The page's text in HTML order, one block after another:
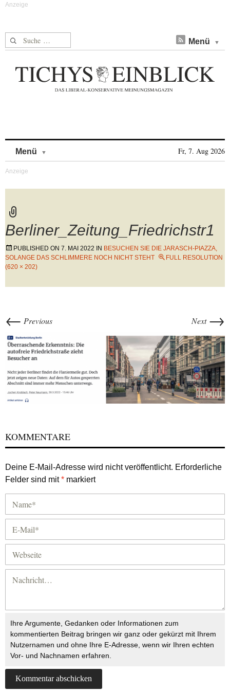
Suche nach: Menü
Menü Fr, 7. Aug 2026
Berliner_Zeitung_Friedrichstr1
PUBLISHED ON 7. MAI 2022 IN BESUCHEN SIE DIE JARASCH-PIAZZA,
SOLANGE DAS SCHLIMMERE NOCH NICHT STEHT
FULL RESOLUTION
(620 × 202)
← Previous Next →
KOMMENTARE
Deine E-Mail-Adresse wird nicht veröffentlicht. Erforderliche
Felder sind mit* markiert
Ihre Argumente, Gedanken oder Informationen zum
kommentierten Beitrag bringen wir ganz oder gekürzt mit Ihrem
Nutzernamen und ohne Ihre E-Adresse, wenn wir Ihren echten
Vor- und Nachnamen erfahren.